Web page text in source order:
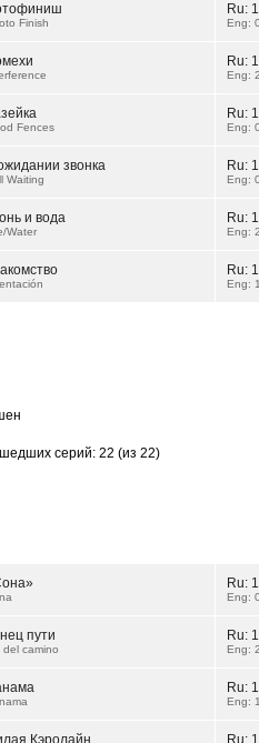
Finish
Ru:
Eng:
Ru:
Eng:
Fences
Ru:
Eng:
звонка
Waiting
Ru:
Eng:
и вода
Water
Ru:
Eng:
Ru:
Eng:
серий: 22 (из 22)
Ru:
Eng:
пути
del camino
Ru:
Eng:
Ru:
Eng: